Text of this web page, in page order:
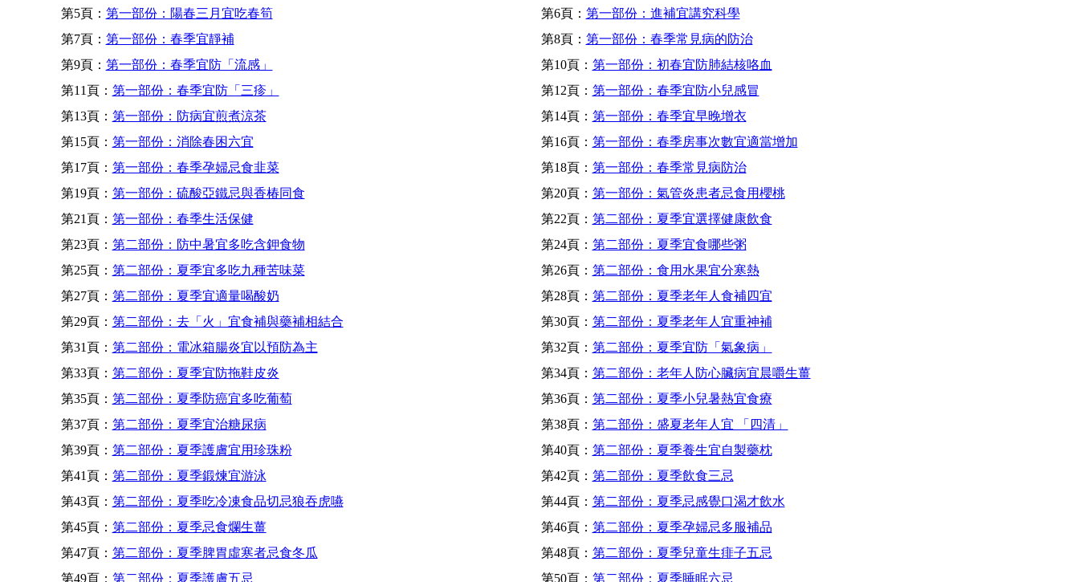
第5頁： 第一部份：陽春三月宜吃春筍 第6頁： 第一部份：進補宜講究科學
第7頁： 第一部份：春季宜靜補 第8頁： 第一部份：春季常見病的防治
第9頁： 第一部份：春季宜防「流感」 第10頁： 第一部份：初春宜防肺結核咯血
第11頁： 第一部份：春季宜防「三疹」 第12頁： 第一部份：春季宜防小兒感冒
第13頁： 第一部份：防病宜煎煮涼茶 第14頁： 第一部份：春季宜早晚增衣
第15頁： 第一部份：消除春困六宜 第16頁： 第一部份：春季房事次數宜適當增加
第17頁： 第一部份：春季孕婦忌食韭菜 第18頁： 第一部份：春季常見病防治
第19頁： 第一部份：硫酸亞鐵忌與香椿同食 第20頁： 第一部份：氣管炎患者忌食用櫻桃
第21頁： 第一部份：春季生活保健 第22頁： 第二部份：夏季宜選擇健康飲食
第23頁： 第二部份：防中暑宜多吃含鉀食物 第24頁： 第二部份：夏季宜食哪些粥
第25頁： 第二部份：夏季宜多吃九種苦味菜 第26頁： 第二部份：食用水果宜分寒熱
第27頁： 第二部份：夏季宜適量喝酸奶 第28頁： 第二部份：夏季老年人食補四宜
第29頁： 第二部份：去「火」宜食補與藥補相結合 第30頁： 第二部份：夏季老年人宜重神補
第31頁： 第二部份：電冰箱腸炎宜以預防為主 第32頁： 第二部份：夏季宜防「氣象病」
第33頁： 第二部份：夏季宜防拖鞋皮炎 第34頁： 第二部份：老年人防心臟病宜晨嚼生薑
第35頁： 第二部份：夏季防癌宜多吃葡萄 第36頁： 第二部份：夏季小兒暑熱宜食療
第37頁： 第二部份：夏季宜治糖尿病 第38頁： 第二部份：盛夏老年人宜 「四清」
第39頁： 第二部份：夏季護膚宜用珍珠粉 第40頁： 第二部份：夏季養生宜自製藥枕
第41頁： 第二部份：夏季鍛煉宜游泳 第42頁： 第二部份：夏季飲食三忌
第43頁： 第二部份：夏季吃冷凍食品切忌狼吞虎嚥 第44頁： 第二部份：夏季忌感覺口渴才飲水
第45頁： 第二部份：夏季忌食爛生薑 第46頁： 第二部份：夏季孕婦忌多服補品
第47頁： 第二部份：夏季脾胃虛寒者忌食冬瓜 第48頁： 第二部份：夏季兒童生痱子五忌
第49頁： 第二部份：夏季護膚五忌 第50頁： 第二部份：夏季睡眠六忌